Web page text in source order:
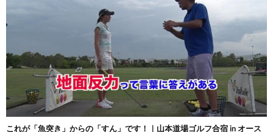
これが「魚突き」からの「すん」です！｜山本道場ゴルフ合宿 in オース